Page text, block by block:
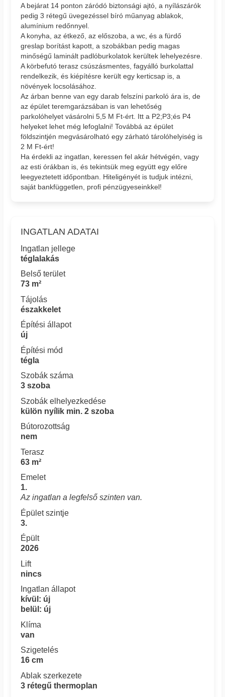
A bejárat 14 ponton záródó biztonsági ajtó, a nyílászárók
pedig 3 rétegű üvegezéssel bíró műanyag ablakok,
alumínium redőnnyel.
A konyha, az étkező, az előszoba, a wc, és a fürdő
greslap borítást kapott, a szobákban pedig magas
minőségű laminált padlóburkolatok kerültek lehelyezésre.
A körbefutó terasz csúszásmentes, fagyálló burkolattal
rendelkezik, és kiépítésre került egy kerticsap is, a
növények locsolásához.
Az árban benne van egy darab felszíni parkoló ára is, de
az épület teremgarázsában is van lehetőség
parkolóhelyet vásárolni 5,5 M Ft-ért. Itt a P2;P3;és P4
helyeket lehet még lefoglalni! Továbbá az épület
földszintjén megvásárolható egy zárható tárolóhelyiség is
2 M Ft-ért!
Ha érdekli az ingatlan, keressen fel akár hétvégén, vagy
az esti órákban is, és tekintsük meg együtt egy előre
leegyeztetett időpontban. Hiteligényét is tudjuk intézni,
saját bankfüggetlen, profi pénzügyeseinkkel!
INGATLAN ADATAI
Ingatlan jellege
téglalakás
Belső terület
73 m²
Tájolás
északkelet
Építési állapot
új
Építési mód
tégla
Szobák száma
3 szoba
Szobák elhelyezkedése
külön nyílik min. 2 szoba
Bútorozottság
nem
Terasz
63 m²
Emelet
1.
Az ingatlan a legfelső szinten van.
Épület szintje
3.
Épült
2026
Lift
nincs
Ingatlan állapot
kívül: új
belül: új
Klíma
van
Szigetelés
16 cm
Ablak szerkezete
3 rétegű thermoplan